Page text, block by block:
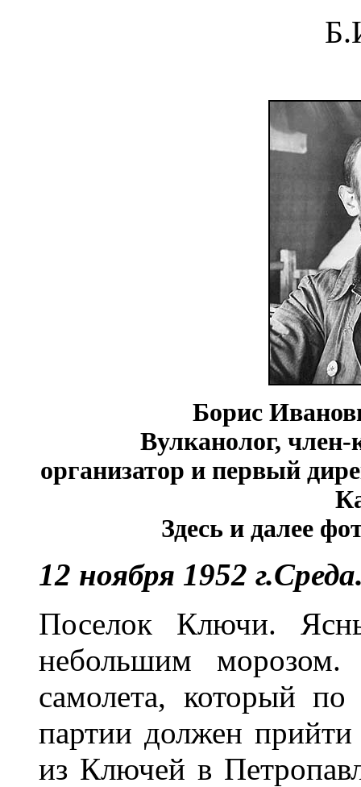
Борис
Вулканолог,
организатор и первый
Здесь и далее
12 ноября 1952
Поселок Ключи.
небольшим морозом.
самолета, который по
партии должен
из Ключей в